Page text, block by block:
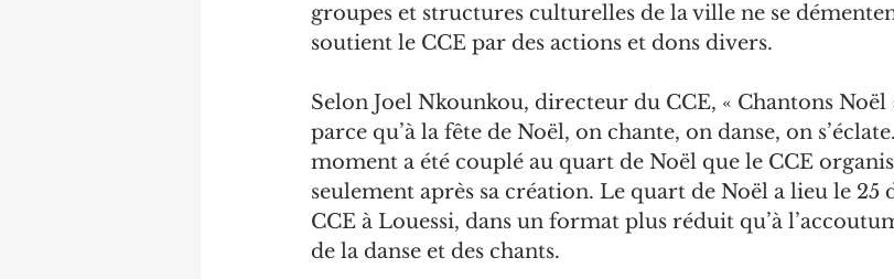
groupes et structures culturelles de la ville ne se
soutient le CCE par des actions et dons divers.
Selon Joel Nkounkou, directeur du CCE, « Chantons Noël
parce qu’à la fête de Noël, on chante, on danse, on
moment a été couplé au quart de Noël que le CCE
seulement après sa création. Le quart de Noël a lieu le 25
CCE à Louessi, dans un format plus réduit qu’à
de la danse et des chants.